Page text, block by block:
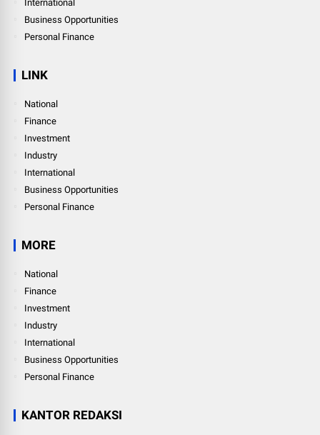
International
Business Opportunities
Personal Finance
LINK
National
Finance
Investment
Industry
International
Business Opportunities
Personal Finance
MORE
National
Finance
Investment
Industry
International
Business Opportunities
Personal Finance
KANTOR REDAKSI